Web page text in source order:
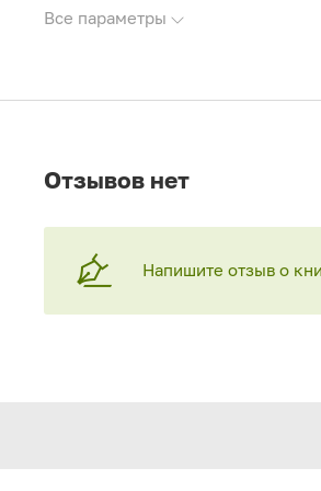
Все параметры
Отзывов нет
Напишите отзыв о